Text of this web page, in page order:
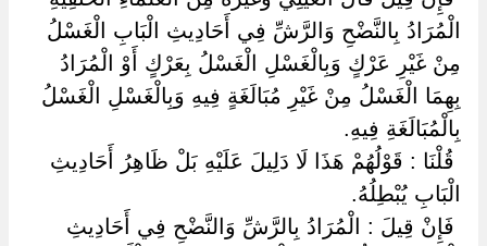
الْمُرَادُ بِالنَّضْحِ وَالرَّشِّ فِي أَحَادِيثِ الْبَابِ الْغَسْلُ
مِنْ غَيْرِ عَرْكٍ وَبِالْغَسْلِ الْغَسْلُ بِعَرْكٍ أَوْ الْمُرَادُ
بِهِمَا الْغَسْلُ مِنْ غَيْرِ مُبَالَغَةٍ فِيهِ وَبِالْغَسْلِ الْغَسْلُ
بِالْمُبَالَغَةِ فِيهِ.
‏ ‏قُلْنَا : قَوْلُهُمْ هَذَا لَا دَلِيلَ عَلَيْهِ بَلْ ظَاهِرُ أَحَادِيثِ
الْبَابِ يُبْطِلُهُ.
‏ ‏فَإِنْ قِيلَ : الْمُرَادُ بِالرَّشِّ وَالنَّضْحِ فِي أَحَادِيثِ